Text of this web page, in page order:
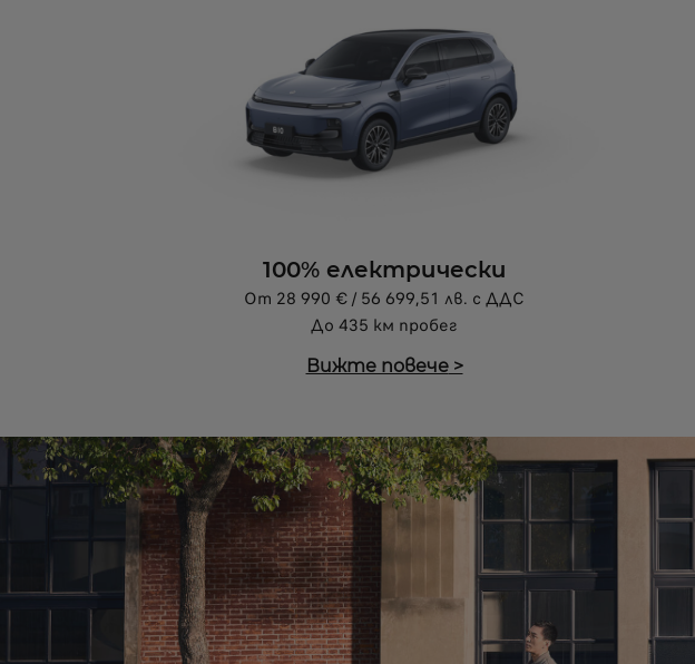
100% електрически
От 28 990 € / 56 699,51 лв. с ДДС
До 435 км пробег
Вижте повече>